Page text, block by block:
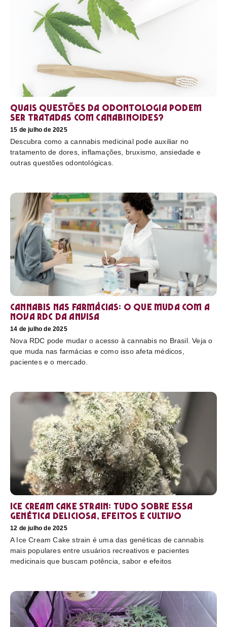
Quais questões da odontologia podem
ser tratadas com canabinoides?
15 de julho de 2025
Descubra como a cannabis medicinal pode auxiliar no
tratamento de dores, inflamações, bruxismo, ansiedade e
outras questões odontológicas.
Cannabis nas farmácias: o que muda com a
nova RDC da Anvisa
14 de julho de 2025
Nova RDC pode mudar o acesso à cannabis no Brasil. Veja o
que muda nas farmácias e como isso afeta médicos,
pacientes e o mercado.
Ice Cream Cake Strain: tudo sobre essa
genética deliciosa, efeitos e cultivo
12 de julho de 2025
A Ice Cream Cake strain é uma das genéticas de cannabis
mais populares entre usuários recreativos e pacientes
medicinais que buscam potência, sabor e efeitos